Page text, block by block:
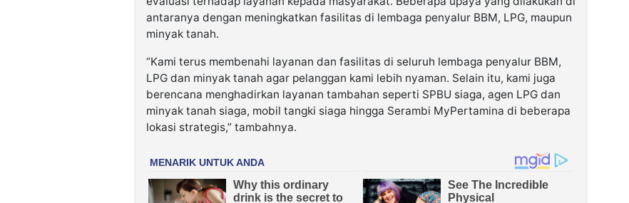
antaranya dengan meningkatkan fasilitas di lembaga penyalur BBM, LPG, maupun
minyak tanah.
“Kami terus membenahi layanan dan fasilitas di seluruh lembaga penyalur BBM,
LPG dan minyak tanah agar pelanggan kami lebih nyaman. Selain itu, kami juga
berencana menghadirkan layanan tambahan seperti SPBU siaga, agen LPG dan
minyak tanah siaga, mobil tangki siaga hingga Serambi MyPertamina di beberapa
lokasi strategis,” tambahnya.